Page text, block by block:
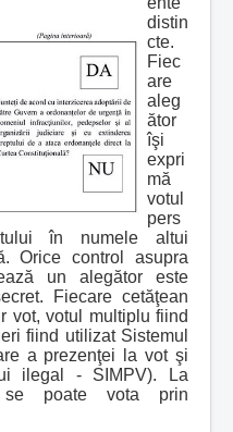
distin
cte.
Fiec
are
aleg
ător
îşi
expri
mă
votul
pers
în numele altui
Orice control asupra
un alegător este
Fiecare cetăţean
vot, votul multiplu fiind
fiind utilizat Sistemul
a prezenţei la vot şi
ilegal - SIMPV). La
poate vota prin